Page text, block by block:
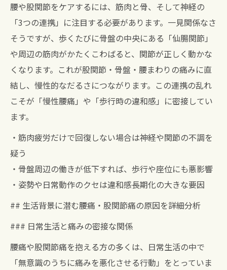
腰や股関節をケアするには、筋肉と骨、そして神経の
「3つの連携」に注目する必要があります。一見関係なさ
そうですが、歩くたびに骨盤の中央にある「仙腸関節」
や周辺の筋肉がかたくこわばると、関節が正しく動かな
くなります。これが股関節・骨盤・腰まわりの痛みに直
結し、慢性的なだるさにつながります。この連携の乱れ
こそが「慢性腰痛」や「歩行時の違和感」に密接してい
ます。
・筋肉疲労だけで回復しない場合は神経や関節の不調を
疑う
・骨盤周辺の働きが低下すれば、歩行や座位にも悪影響
・姿勢や日常動作のクセは違和感長期化の大きな要因
## 生活背景に潜む腰痛・股関節痛の原因を詳細分析
### 日常生活と痛みの密接な関係
腰痛や股関節痛を抱える方の多くは、日常生活の中で
「無意識のうちに痛みを悪化させる行動」をとっていま